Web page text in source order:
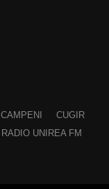
CAMPENI
CUGIR
RADIO UNIREA FM